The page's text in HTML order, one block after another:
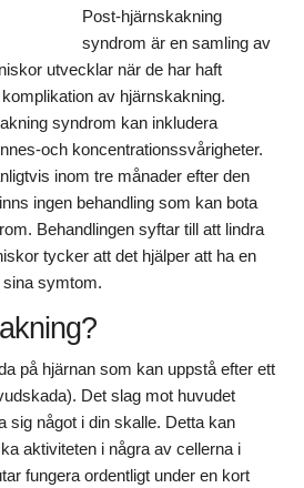
Post-hjärnskakning
syndrom är en samling av
utvecklar när de har haft
av hjärnskakning.
syndrom kan inkludera
och koncentrationssvårigheter.
inom tre månader efter den
ingen behandling som kan bota
Behandlingen syftar till att lindra
tycker att det hjälper att ha en
sina symtom.
på hjärnan som kan uppstå efter ett
Det slag mot huvudet
sig något i din skalle. Detta kan
aktiviteten i några av cellerna i
fungera ordentligt under en kort